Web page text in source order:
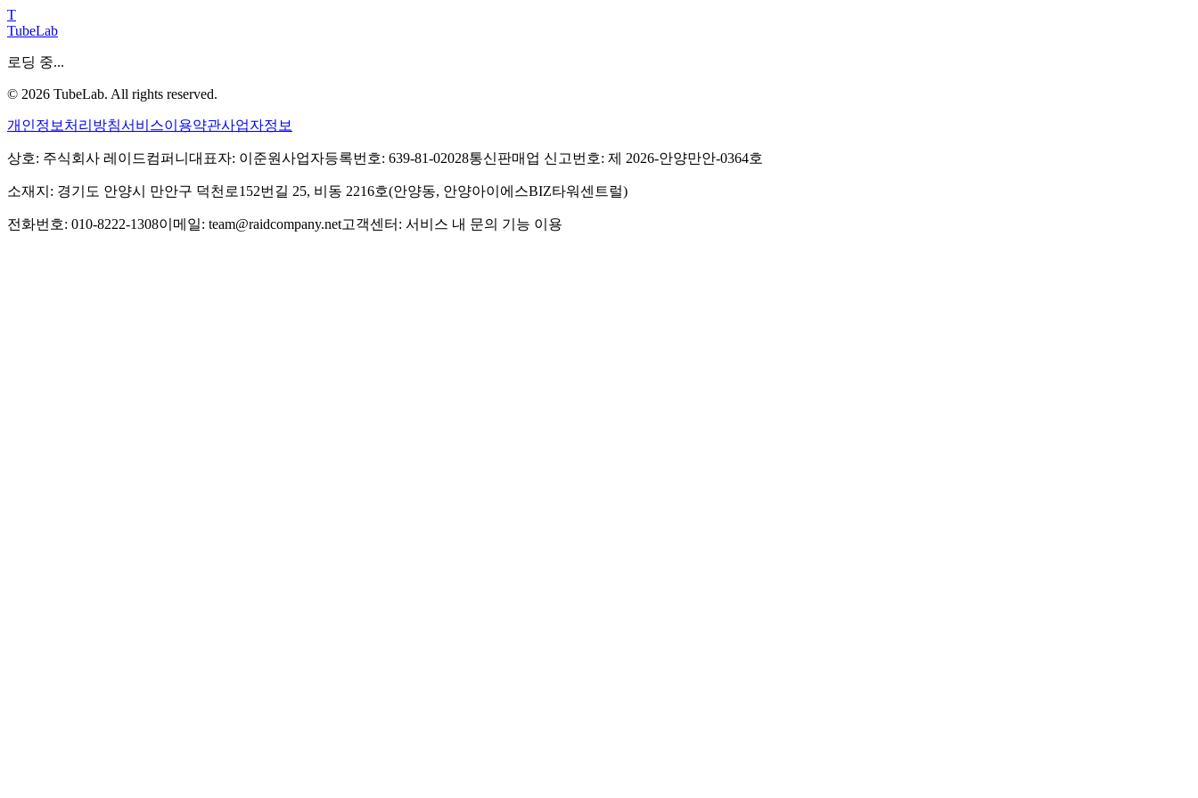
T
TubeLab
로딩 중...
© 2026 TubeLab. All rights reserved.
개인정보처리방침서비스이용약관사업자정보
상호: 주식회사 레이드컴퍼니 대표자: 이준원사업자등록번호: 639-81-02028통신판매업 신고번호: 제 2026-안양만안-0364호
소재지: 경기도 안양시 만안구 덕천로152번길 25, 비동 2216호(안양동, 안양아이에스BIZ타워센트럴)
전화번호: 010-8222-1308이메일: team@raidcompany.net고객센터: 서비스 내 문의 기능 이용